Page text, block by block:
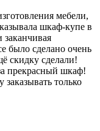
мебели,
шкаф-купе в
заканчивая
было сделано очень
скидку сделали!
прекрасный шкаф!
только